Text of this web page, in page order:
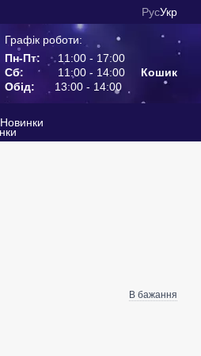
РусУкр
Графік роботи:
Пн-Пт:
11:00 - 17:00
Сб:
11:00 - 14:00
Обід:
13:00 - 14:00
Кошик
Новинки
В бажання